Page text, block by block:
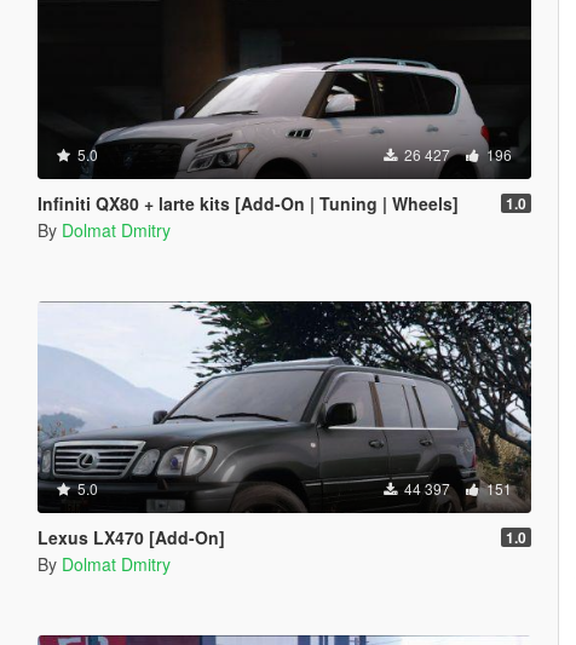
5.0 26 427 196
Infiniti QX80 + larte kits [Add-On | Tuning | Wheels] 1.0
By Dolmat Dmitry
5.0 44 397 151
Lexus LX470 [Add-On] 1.0
By Dolmat Dmitry